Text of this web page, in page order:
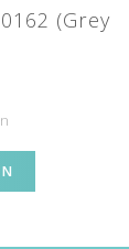
(Grey